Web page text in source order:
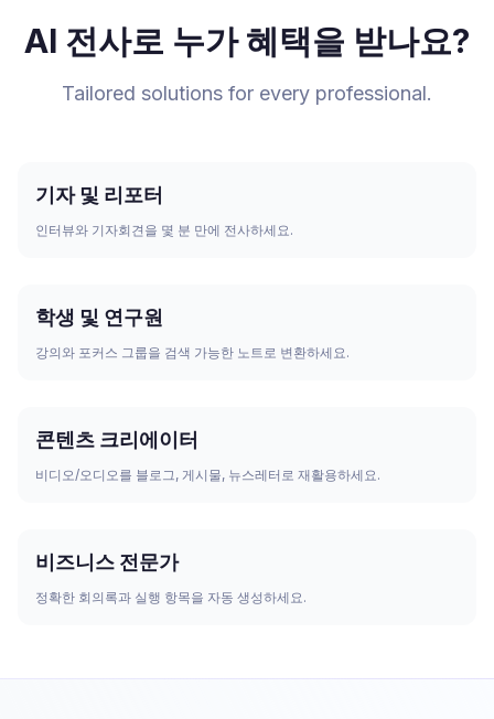
AI 전사로 누가 혜택을 받나요?
Tailored solutions for every professional.
기자 및 리포터
인터뷰와 기자회견을 몇 분 만에 전사하세요.
학생 및 연구원
강의와 포커스 그룹을 검색 가능한 노트로 변환하세요.
콘텐츠 크리에이터
비디오/오디오를 블로그, 게시물, 뉴스레터로 재활용하세요.
비즈니스 전문가
정확한 회의록과 실행 항목을 자동 생성하세요.